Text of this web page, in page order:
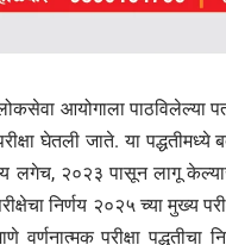
आयोगाला पाठविलेल्या
घेतली जाते. या
लगेच, २०२३ पासून लागू केल्यास
निर्णय २०२५ च्या मुख्य
वर्णनात्मक परीक्षा